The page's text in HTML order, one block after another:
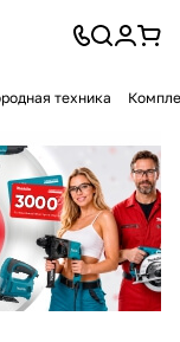
техника